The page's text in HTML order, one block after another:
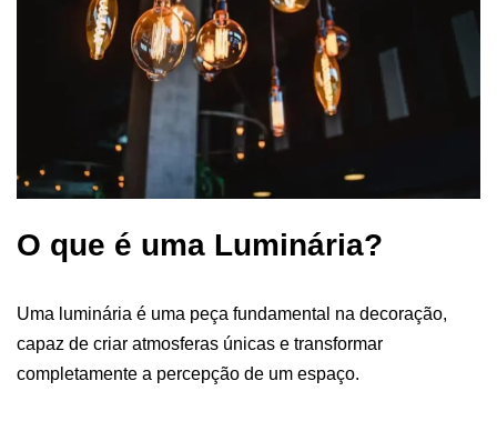
O que é uma Luminária?
Uma luminária é uma peça fundamental na decoração,
capaz de criar atmosferas únicas e transformar
completamente a percepção de um espaço.